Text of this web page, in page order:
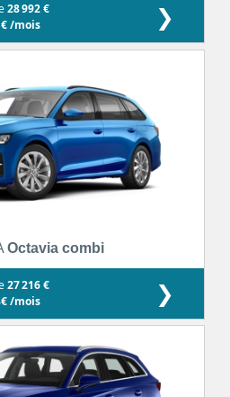
28 992 €
/mois ❯
Octavia combi
27 216 €
/mois ❯